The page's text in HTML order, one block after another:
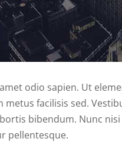
odio sapien. Ut
metus facilisis sed.
bibendum. Nunc
pellentesque.